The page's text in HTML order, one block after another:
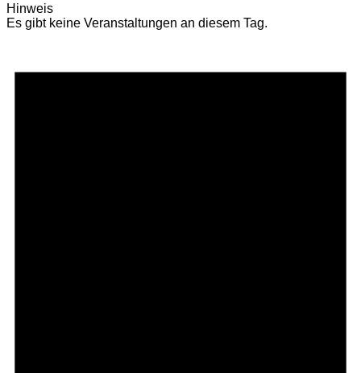
Hinweis
Es gibt keine Veranstaltungen an diesem Tag.